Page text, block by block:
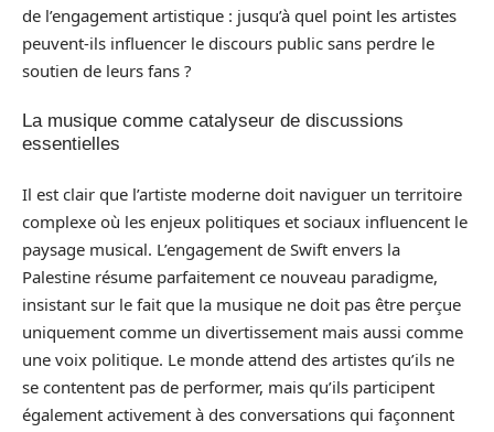
de l’engagement artistique : jusqu’à quel point les artistes
peuvent-ils influencer le discours public sans perdre le
soutien de leurs fans ?
La musique comme catalyseur de discussions
essentielles
Il est clair que l’artiste moderne doit naviguer un territoire
complexe où les enjeux politiques et sociaux influencent le
paysage musical. L’engagement de Swift envers la
Palestine résume parfaitement ce nouveau paradigme,
insistant sur le fait que la musique ne doit pas être perçue
uniquement comme un divertissement mais aussi comme
une voix politique. Le monde attend des artistes qu’ils ne
se contentent pas de performer, mais qu’ils participent
également activement à des conversations qui façonnent